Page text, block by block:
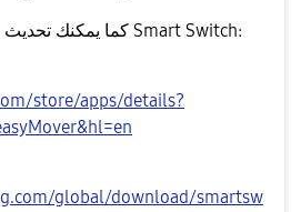
Smart Switch:
store/apps/details?
global/download/smartsw